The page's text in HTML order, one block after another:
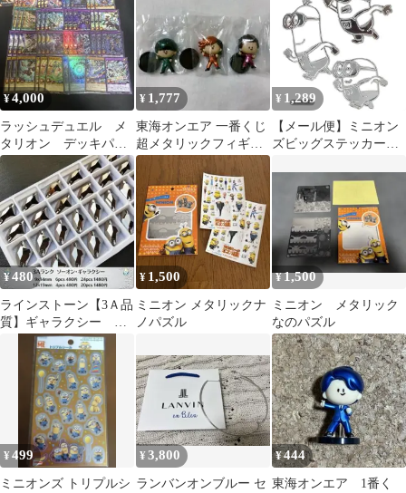
¥4,000
ラッシュデュエル メ
タリオン デッキパー
ツ まとめ イマジナリ
¥ 1,777
東海オンエア 一番くじ
超メタリックフィギュ
ア てつや としみつ ゆ
めまる 文系
¥ 1,289
【メール便】ミニオン
ズビッグステッカーチ
バーメタリック
¥480
ラインストーン【3Ａ品
質】ギャラクシー メ
タリックグレー サイ
¥ 1,500
ミニオン メタリックナ
ノパズル
¥1,500
ミニオン メタリック
なのパズル
¥499
ミニオンズ トリプルシ
¥3,800
ランバンオンブルー セ
¥444
東海オンエア 1番く